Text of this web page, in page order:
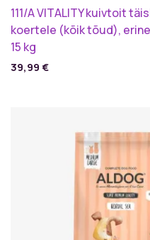
111/A VITALITY kuivtoit
koertele (kõik tõud),
15 kg
39,99 €